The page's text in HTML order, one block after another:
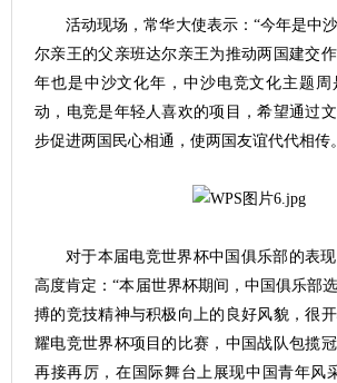
活动现场，常华大使表示：“今年是中
尔亲王的父亲班达尔亲王为推动两国建交
年也是中沙文化年，中沙电竞文化主题
动，电竞是年轻人喜欢的项目，希望通过
步促进两国民心相通，使两国友谊代代相传
对于本届电竞世界杯中国俱乐部的表
高度肯定：“本届世界杯期间，中国俱乐部
搏的竞技精神与积极向上的良好风貌，很
耀电竞世界杯项目的比赛，中国战队包揽
再接再厉，在国际舞台上展现中国青年风